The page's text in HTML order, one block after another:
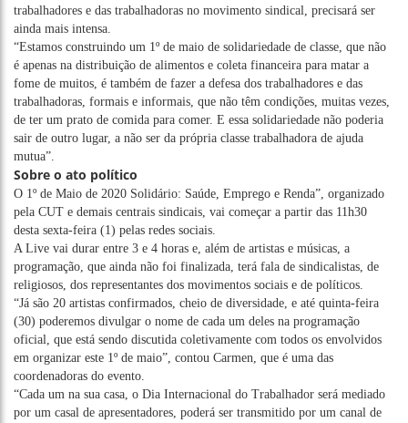
trabalhadores e das trabalhadoras no movimento sindical, precisará ser
ainda mais intensa.
“Estamos construindo um 1º de maio de solidariedade de classe, que não
é apenas na distribuição de alimentos e coleta financeira para matar a
fome de muitos, é também de fazer a defesa dos trabalhadores e das
trabalhadoras, formais e informais, que não têm condições, muitas vezes,
de ter um prato de comida para comer. E essa solidariedade não poderia
sair de outro lugar, a não ser da própria classe trabalhadora de ajuda
mutua”.
Sobre o ato político
O 1º de Maio de 2020 Solidário: Saúde, Emprego e Renda”, organizado
pela CUT e demais centrais sindicais, vai começar a partir das 11h30
desta sexta-feira (1) pelas redes sociais.
A Live vai durar entre 3 e 4 horas e, além de artistas e músicas, a
programação, que ainda não foi finalizada, terá fala de sindicalistas, de
religiosos, dos representantes dos movimentos sociais e de políticos.
“Já são 20 artistas confirmados, cheio de diversidade, e até quinta-feira
(30) poderemos divulgar o nome de cada um deles na programação
oficial, que está sendo discutida coletivamente com todos os envolvidos
em organizar este 1º de maio”, contou Carmen, que é uma das
coordenadoras do evento.
“Cada um na sua casa, o Dia Internacional do Trabalhador será mediado
por um casal de apresentadores, poderá ser transmitido por um canal de